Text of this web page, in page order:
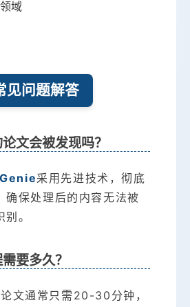
域
见问题解答
文会被发现吗？
采用先进技术，彻底
确保处理后的内容无法被
。
要多久？
文通常只需20-30分钟，